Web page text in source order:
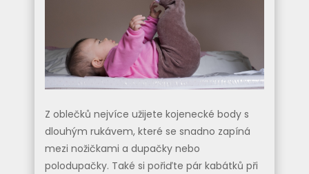
Z oblečků nejvíce užijete kojenecké body s
dlouhým rukávem, které se snadno zapíná
mezi nožičkami a dupačky nebo
polodupačky. Také si pořiďte pár kabátků při